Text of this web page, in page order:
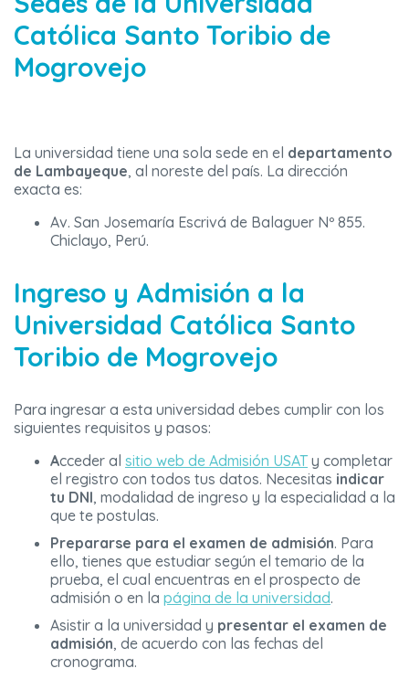
Católica Santo Toribio de
Mogrovejo
La universidad tiene una sola sede en el departamento
de Lambayeque, al noreste del país. La dirección
exacta es:
Av. San Josemaría Escrivá de Balaguer Nº 855.
Chiclayo, Perú.
Ingreso y Admisión a la
Universidad Católica Santo
Toribio de Mogrovejo
Para ingresar a esta universidad debes cumplir con los
siguientes requisitos y pasos:
Acceder al sitio web de Admisión USATy completar
el registro con todos tus datos. Necesitas indicar
tu DNI, modalidad de ingreso y la especialidad a la
que te postulas.
Prepararse para el examen de admisión. Para
ello, tienes que estudiar según el temario de la
prueba, el cual encuentras en el prospecto de
admisión o en la página de la universidad.
Asistir a la universidad y presentar el examen de
admisión, de acuerdo con las fechas del
cronograma.